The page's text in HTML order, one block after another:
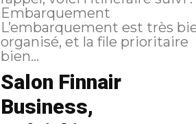
Embarquement
L’embarquement est très
organisé, et la file prioritaire
bien...
Salon Finnair
Business,